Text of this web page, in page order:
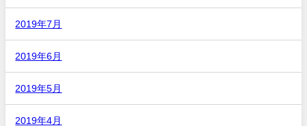
2019年7月
2019年6月
2019年5月
2019年4月